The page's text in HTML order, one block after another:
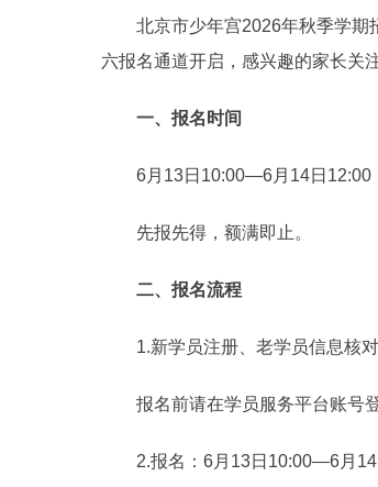
北京市少年宫2026年秋季学期
六报名通道开启，感兴趣的家长
一、报名时间
6月13日10:00—6月14日12:00
先报先得，额满即止。
二、报名流程
1.新学员注册、老学员信息核对
报名前请在学员服务平台账号
2.报名：6月13日10:00—6月